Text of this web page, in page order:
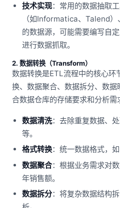
技术实现：常用的数据抽取
（如Informatica、Talend
的数据源，可能需要编写自
进行数据抓取。
2. 数据转换（Transform）
数据转换是ETL流程中的核心环
换、数据聚合、数据拆分、数
合数据仓库的存储要求和分析需
数据清洗：去除重复数据、
等。
格式转换：统一数据格式，
数据聚合：根据业务需求对
年销售额。
数据拆分：将复杂数据结构